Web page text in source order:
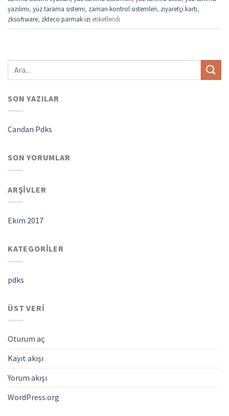
yazılımı, yüz tarama sistemi, zaman kontrol sistemleri, ziyaretçi kartı,
zksoftware, zkteco parmak izi etiketlendi
SON YAZILAR
Candan Pdks
SON YORUMLAR
ARŞIVLER
Ekim 2017
KATEGORILER
pdks
ÜST VERI
Oturum aç
Kayıt akışı
Yorum akışı
WordPress.org